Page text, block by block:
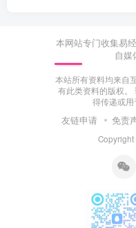
本网站专门收集易
自媒
本站所有资料均来自
有此类资料的版权。
得传递或用
友链申请 免责
Copyright